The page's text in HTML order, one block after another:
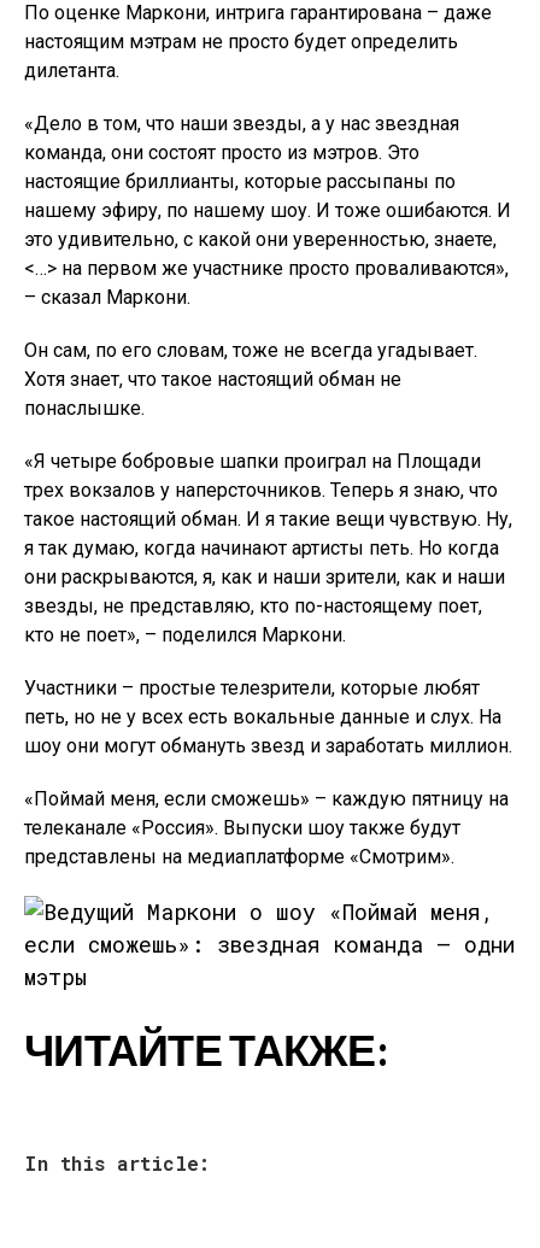
По оценке Маркони, интрига гарантирована – даже
настоящим мэтрам не просто будет определить
дилетанта.
«Дело в том, что наши звезды, а у нас звездная
команда, они состоят просто из мэтров. Это
настоящие бриллианты, которые рассыпаны по
нашему эфиру, по нашему шоу. И тоже ошибаются. И
это удивительно, с какой они уверенностью, знаете,
<…> на первом же участнике просто проваливаются»,
– сказал Маркони.
Он сам, по его словам, тоже не всегда угадывает.
Хотя знает, что такое настоящий обман не
понаслышке.
«Я четыре бобровые шапки проиграл на Площади
трех вокзалов у наперсточников. Теперь я знаю, что
такое настоящий обман. И я такие вещи чувствую. Ну,
я так думаю, когда начинают артисты петь. Но когда
они раскрываются, я, как и наши зрители, как и наши
звезды, не представляю, кто по-настоящему поет,
кто не поет», – поделился Маркони.
Участники – простые телезрители, которые любят
петь, но не у всех есть вокальные данные и слух. На
шоу они могут обмануть звезд и заработать миллион.
«Поймай меня, если сможешь» – каждую пятницу на
телеканале «Россия». Выпуски шоу также будут
представлены на медиаплатформе «Смотрим».
ЧИТАЙТЕ ТАКЖЕ:
In this article: